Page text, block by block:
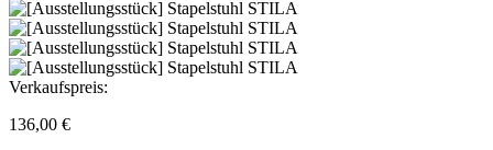
Verkaufspreis:
136,00 €